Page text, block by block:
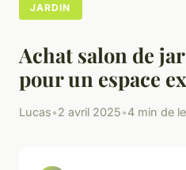
JARDIN
Achat salon de
pour un espace
Lucas•2 avril 2025•4 min de